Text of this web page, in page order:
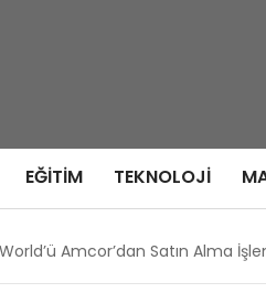
EĞITIM TEKNOLOJI
Amcor’dan Satın Alma